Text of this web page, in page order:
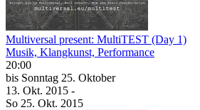
Multiversal present: MultiTEST (Day 1)
Musik, Klangkunst, Performance
20:00
bis Sonntag 25. Oktober
13. Okt. 2015 -
So 25. Okt. 2015